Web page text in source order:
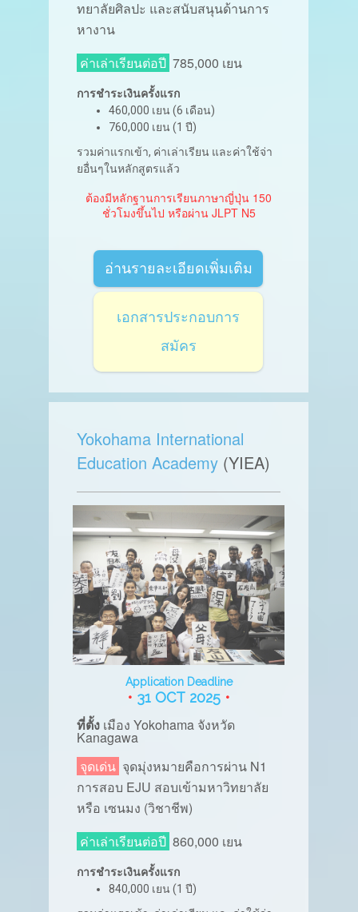
ทยาลัยศิลปะ และสนับสนุนด้านการ
หางาน
ค่าเล่าเรียนต่อปี 785,000 เยน
การชำระเงินครั้งแรก
460,000 เยน (6 เดือน)
760,000 เยน (1 ปี)
รวมค่าแรกเข้า, ค่าเล่าเรียน และค่าใช้จ่า
ยอื่นๆในหลักสูตรแล้ว
ต้องมีหลักฐานการเรียนภาษาญี่ปุ่น 150
ชั่วโมงขึ้นไป หรือผ่าน JLPT N5
อ่านรายละเอียดเพิ่มเติม
เอกสารประกอบการ
สมัคร
Yokohama International
Education Academy (YIEA)
Application Deadline
• 31 OCT 2025 •
ที่ตั้ง เมือง Yokohama จังหวัด
Kanagawa
จุดเด่น จุดมุ่งหมายคือการผ่าน N1
การสอบ EJU สอบเข้ามหาวิทยาลัย
หรือ เซนมง (วิชาชีพ)
ค่าเล่าเรียนต่อปี 860,000 เยน
การชำระเงินครั้งแรก
840,000 เยน (1 ปี)